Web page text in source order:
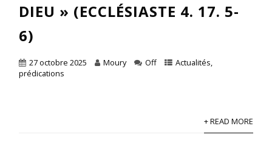
DIEU » (ECCLÉSIASTE 4. 17. 5-
6)
27 octobre 2025 Moury Off Actualités,
prédications
+ READ MORE